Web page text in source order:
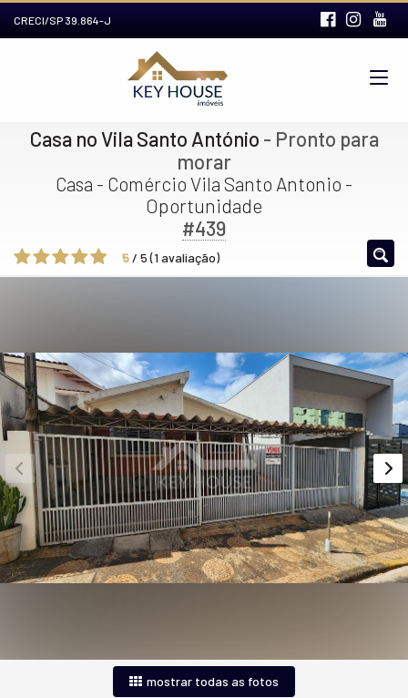
CRECI/SP 39.864-J
Casa no Vila Santo António - Pronto para
morar
Casa - Comércio Vila Santo Antonio -
Oportunidade
#439
5 / 5(1 avaliação)
mostrar todas as fotos